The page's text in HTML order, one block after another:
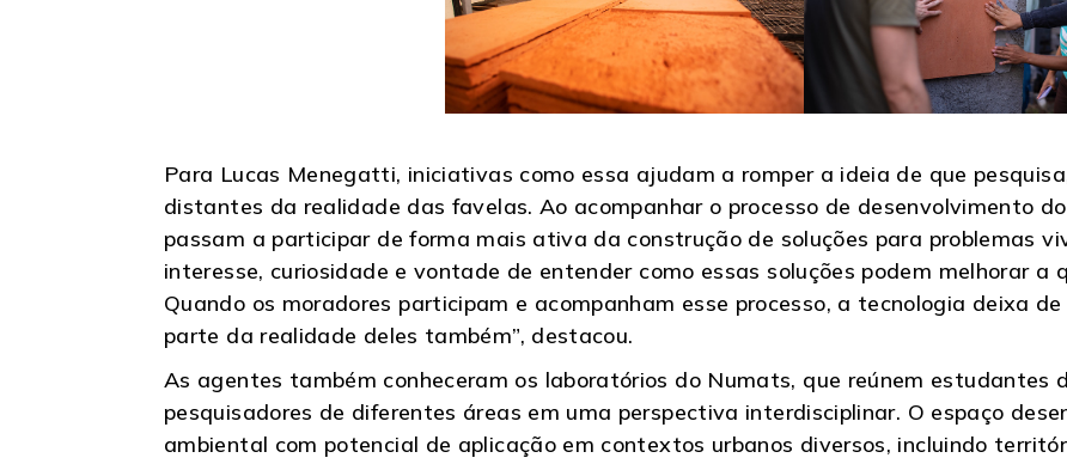
Para Lucas Menegatti, iniciativas como essa ajudam a romper a ideia de que
distantes da realidade das favelas. Ao acompanhar o processo de desenvolvimento
passam a participar de forma mais ativa da construção de soluções para problemas
interesse, curiosidade e vontade de entender como essas soluções podem melhorar a
Quando os moradores participam e acompanham esse processo, a tecnologia deixa
parte da realidade deles também”, destacou.
As agentes também conheceram os laboratórios do Numats, que reúnem estudantes
pesquisadores de diferentes áreas em uma perspectiva interdisciplinar. O espaço
ambiental com potencial de aplicação em contextos urbanos diversos, incluindo